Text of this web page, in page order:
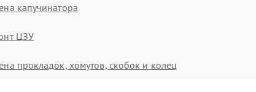
капучинатора
ЦЗУ
прокладок, хомутов, скобок и колец